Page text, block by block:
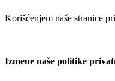
Korišćenjem naše stranice
Izmene naše politike